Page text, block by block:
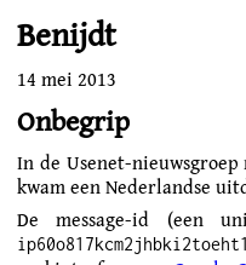
Benijdt
14 mei 2013
Onbegrip
In de Usenet-
kwam een Nederlandse
De message-id (een